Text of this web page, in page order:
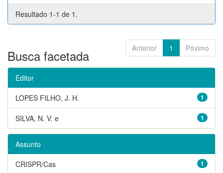
Resultado 1-1 de 1.
Anterior 1 Póximo
Busca facetada
Editor
1
LOPES FILHO, J. H.
1
SILVA, N. V. e
Assunto
1
CRISPR/Cas